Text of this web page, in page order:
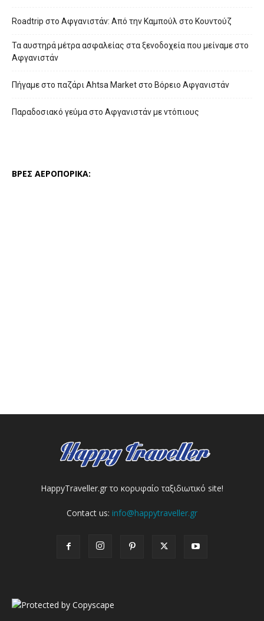
Roadtrip στο Αφγανιστάν: Από την Καμπούλ στο Κουντούζ
Τα αυστηρά μέτρα ασφαλείας στα ξενοδοχεία που μείναμε στο
Αφγανιστάν
Πήγαμε στο παζάρι Ahtsa Market στο Βόρειο Αφγανιστάν
Παραδοσιακό γεύμα στο Αφγανιστάν με ντόπιους
ΒΡΕΣ ΑΕΡΟΠΟΡΙΚΑ:
HappyTraveller.gr το κορυφαίο ταξιδιωτικό site!
Contact us: info@happytraveller.gr